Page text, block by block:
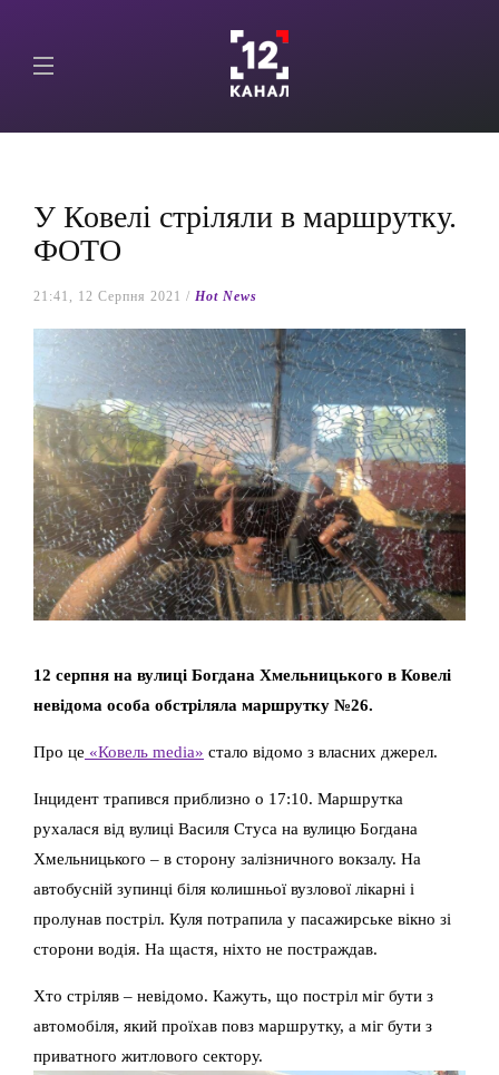
У Ковелі стріляли в маршрутку.
ФОТО
21:41, 12 Серпня 2021 / Hot News
12 серпня на вулиці Богдана Хмельницького в Ковелі
невідома особа обстріляла маршрутку №26.
Про це «Ковель media» стало відомо з власних джерел.
Інцидент трапився приблизно о 17:10. Маршрутка
рухалася від вулиці Василя Стуса на вулицю Богдана
Хмельницького – в сторону залізничного вокзалу. На
автобусній зупинці біля колишньої вузлової лікарні і
пролунав постріл. Куля потрапила у пасажирське вікно зі
сторони водія. На щастя, ніхто не постраждав.
Хто стріляв – невідомо. Кажуть, що постріл міг бути з
автомобіля, який проїхав повз маршрутку, а міг бути з
приватного житлового сектору.